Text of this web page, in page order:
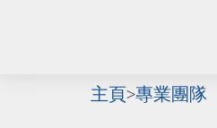
主頁>專業團隊